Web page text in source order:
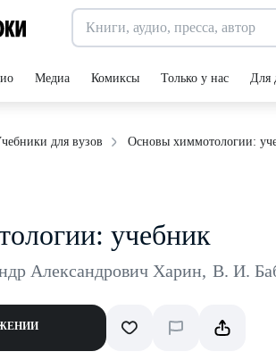
Медиа Комиксы Только у нас Для
для вузов Основы химмотологии:
учебник
Александрович Харин, В. И.